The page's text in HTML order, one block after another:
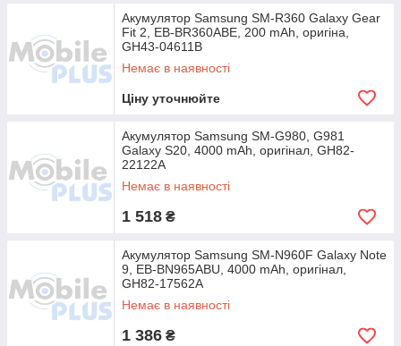
Акумулятор Samsung SM-R360 Galaxy Gear
Fit 2, EB-BR360ABE, 200 mAh, оригіна,
GH43-04611B
Немає в наявності
Ціну уточнюйте
Акумулятор Samsung SM-G980, G981
Galaxy S20, 4000 mAh, оригінал, GH82-
22122A
Немає в наявності
1 518 ₴
Акумулятор Samsung SM-N960F Galaxy Note
9, EB-BN965ABU, 4000 mAh, оригінал,
GH82-17562A
Немає в наявності
1 386 ₴